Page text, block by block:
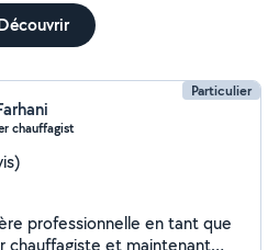
Particulier
chauffagist
professionnelle en tant que
chauffagiste et maintenant